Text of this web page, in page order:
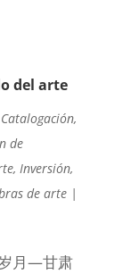
del arte
Catalogación,
de
, Inversión,
de arte|
月—甘肃